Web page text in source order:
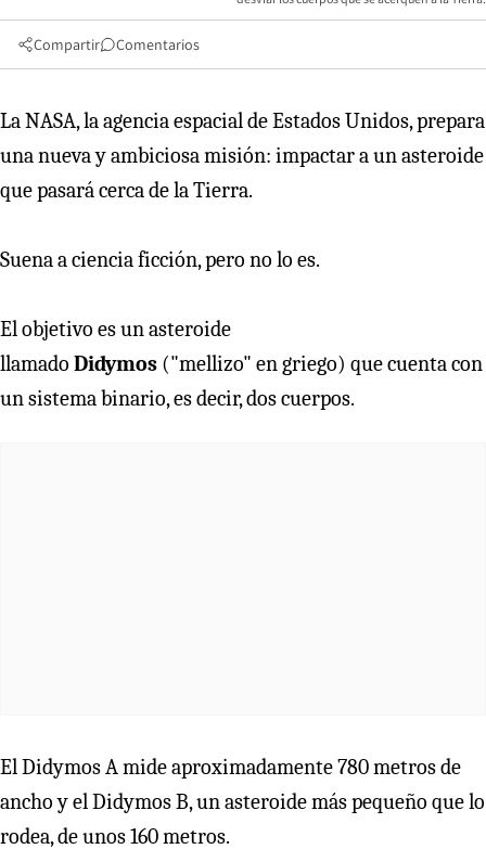
Compartir Comentarios
La NASA, la agencia espacial de Estados Unidos, prepara
una nueva y ambiciosa misión: impactar a un asteroide
que pasará cerca de la Tierra.
Suena a ciencia ficción, pero no lo es.
El objetivo es un asteroide
llamado Didymos ("mellizo" en griego) que cuenta con
un sistema binario, es decir, dos cuerpos.
El Didymos A mide aproximadamente 780 metros de
ancho y el Didymos B, un asteroide más pequeño que lo
rodea, de unos 160 metros.